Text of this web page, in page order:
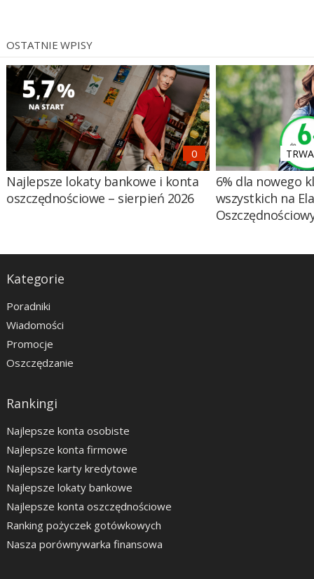
OSTATNIE WPISY
Najlepsze lokaty bankowe i konta
oszczędnościowe – sierpień 2026
6% dla nowego
wszystkich na
Kategorie
Poradniki
Wiadomości
Promocje
Oszczędzanie
Rankingi
Najlepsze konta osobiste
Najlepsze konta firmowe
Najlepsze karty kredytowe
Najlepsze lokaty bankowe
Najlepsze konta oszczędnościowe
Ranking pożyczek gotówkowych
Nasza porównywarka finansowa